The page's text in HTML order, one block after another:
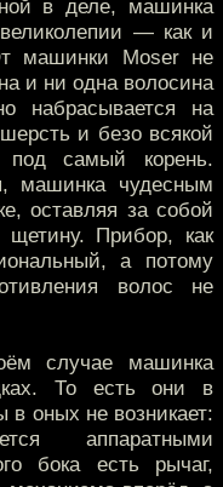
в деле, машинка
— как и
машинки Moser не
и ни одна волосина
набрасывается на
и безо всякой
под самый корень.
машинка чудесным
оставляя за собой
щетину. Прибор, как
а потому
волос не
случае машинка
То есть они в
в оных не возникает:
аппаратными
бока есть рычаг,